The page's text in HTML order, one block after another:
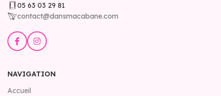
05 63 03 29 81
contact@dansmacabane.com
NAVIGATION
Accueil